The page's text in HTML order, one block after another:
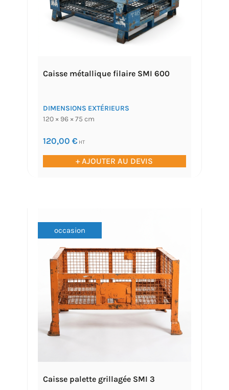
Caisse métallique filaire SMI 600
DIMENSIONS EXTÉRIEURS
120 × 96 × 75 cm
120,00 € HT
+ AJOUTER AU DEVIS
occasion
Caisse palette grillagée SMI 3